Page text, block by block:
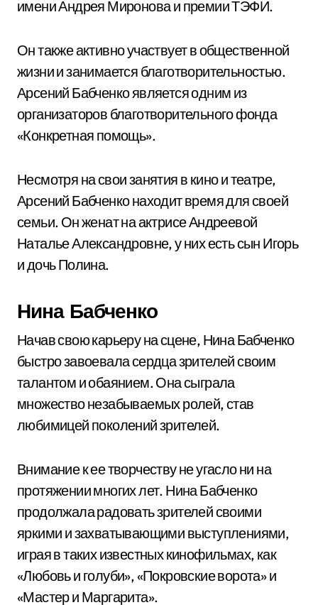
имени Андрея Миронова и премии ТЭФИ.
Он также активно участвует в общественной
жизни и занимается благотворительностью.
Арсений Бабченко является одним из
организаторов благотворительного фонда
«Конкретная помощь».
Несмотря на свои занятия в кино и театре,
Арсений Бабченко находит время для своей
семьи. Он женат на актрисе Андреевой
Наталье Александровне, у них есть сын Игорь
и дочь Полина.
Нина Бабченко
Начав свою карьеру на сцене, Нина Бабченко
быстро завоевала сердца зрителей своим
талантом и обаянием. Она сыграла
множество незабываемых ролей, став
любимицей поколений зрителей.
Внимание к ее творчеству не угасло ни на
протяжении многих лет. Нина Бабченко
продолжала радовать зрителей своими
яркими и захватывающими выступлениями,
играя в таких известных кинофильмах, как
«Любовь и голуби», «Покровские ворота» и
«Мастер и Маргарита».